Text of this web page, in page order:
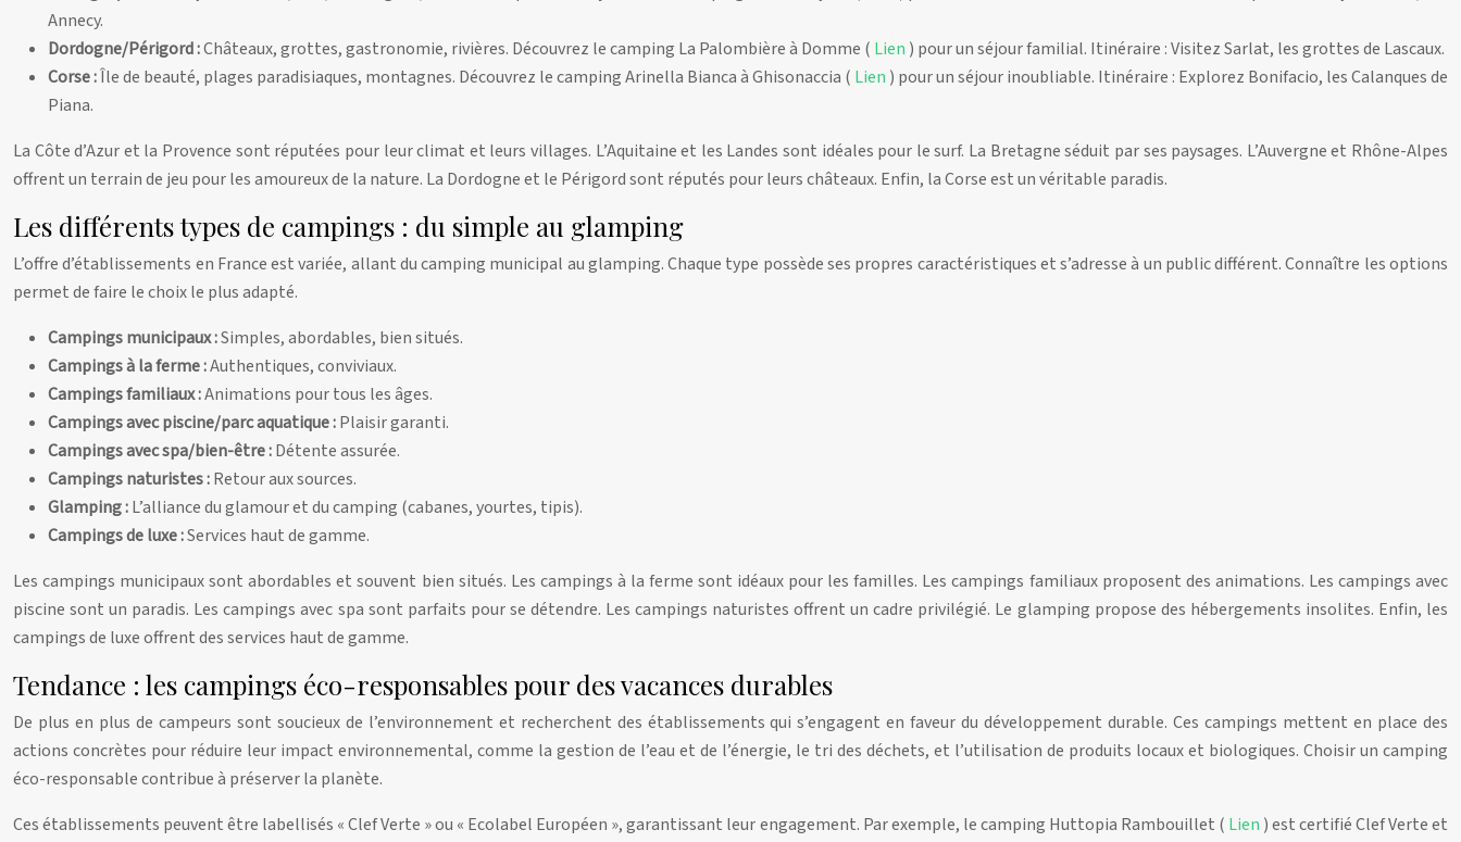
Annecy.
Dordogne/Périgord :Châteaux, grottes, gastronomie, rivières. Découvrez le camping La Palombière à Domme ( Lien ) pour un séjour familial. Itinéraire : Visitez Sarlat, les grottes de Lascaux.
Corse :Île de beauté, plages paradisiaques, montagnes. Découvrez le camping Arinella Bianca à Ghisonaccia ( Lien ) pour un séjour inoubliable. Itinéraire : Explorez Bonifacio, les Calanques de
Piana.
La Côte d’Azur et la Provence sont réputées pour leur climat et leurs villages. L’Aquitaine et les Landes sont idéales pour le surf. La Bretagne séduit par ses paysages. L’Auvergne et Rhône-Alpes
offrent un terrain de jeu pour les amoureux de la nature. La Dordogne et le Périgord sont réputés pour leurs châteaux. Enfin, la Corse est un véritable paradis.
Les différents types de campings : du simple au glamping
L’offre d’établissements en France est variée, allant du camping municipal au glamping. Chaque type possède ses propres caractéristiques et s’adresse à un public différent. Connaître les options
permet de faire le choix le plus adapté.
Campings municipaux :Simples, abordables, bien situés.
Campings à la ferme :Authentiques, conviviaux.
Campings familiaux :Animations pour tous les âges.
Campings avec piscine/parc aquatique :Plaisir garanti.
Campings avec spa/bien-être :Détente assurée.
Campings naturistes :Retour aux sources.
Glamping :L’alliance du glamour et du camping (cabanes, yourtes, tipis).
Campings de luxe :Services haut de gamme.
Les campings municipaux sont abordables et souvent bien situés. Les campings à la ferme sont idéaux pour les familles. Les campings familiaux proposent des animations. Les campings avec
piscine sont un paradis. Les campings avec spa sont parfaits pour se détendre. Les campings naturistes offrent un cadre privilégié. Le glamping propose des hébergements insolites. Enfin, les
campings de luxe offrent des services haut de gamme.
Tendance : les campings éco-responsables pour des vacances durables
De plus en plus de campeurs sont soucieux de l’environnement et recherchent des établissements qui s’engagent en faveur du développement durable. Ces campings mettent en place des
actions concrètes pour réduire leur impact environnemental, comme la gestion de l’eau et de l’énergie, le tri des déchets, et l’utilisation de produits locaux et biologiques. Choisir un camping
éco-responsable contribue à préserver la planète.
Ces établissements peuvent être labellisés « Clef Verte » ou « Ecolabel Européen », garantissant leur engagement. Par exemple, le camping Huttopia Rambouillet ( Lien ) est certifié Clef Verte et